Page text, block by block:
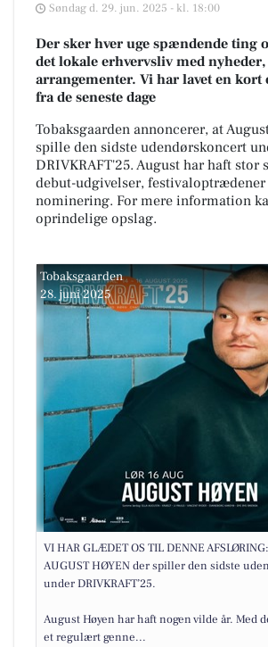
Søndag d. 29. jun. 2025 - kl. 18:00
Der sker hver uge spændende ting
det lokale erhvervsliv med
arrangementer. Vi har lavet en
fra de seneste dage
Tobaksgaarden annoncerer, at
spille den sidste udendørskoncert
DRIVKRAFT'25. August har haft stor
debut-udgivelser, festivaloptrædener
nominering. For mere information
oprindelige opslag.
Tobaksgaarden
28. juni 2025
VI HAR GLÆDET OS TIL DENNE
AUGUST HØYEN der spiller den sidste
under DRIVKRAFT’25.
August Høyen har haft nogen vilde år. Med
et regulært genne...